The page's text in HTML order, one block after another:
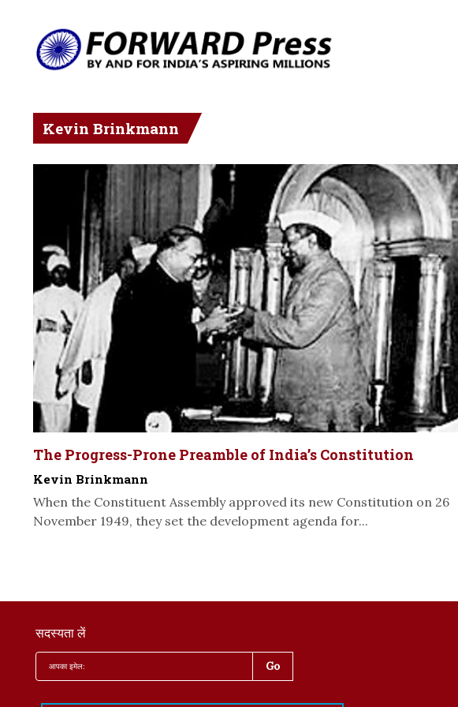
Kevin Brinkmann
The Progress-Prone Preamble of India’s Constitution
Kevin Brinkmann
When the Constituent Assembly approved its new Constitution on 26
November 1949, they set the development agenda for...
सदस्यता लें